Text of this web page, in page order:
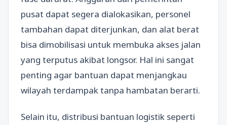
pusat dapat segera dialokasikan, personel
tambahan dapat diterjunkan, dan alat berat
bisa dimobilisasi untuk membuka akses jalan
yang terputus akibat longsor. Hal ini sangat
penting agar bantuan dapat menjangkau
wilayah terdampak tanpa hambatan berarti.
Selain itu, distribusi bantuan logistik seperti